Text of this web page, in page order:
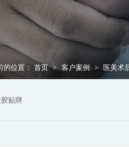
的位置： 首页 > 客户案例 > 医美术
贴牌